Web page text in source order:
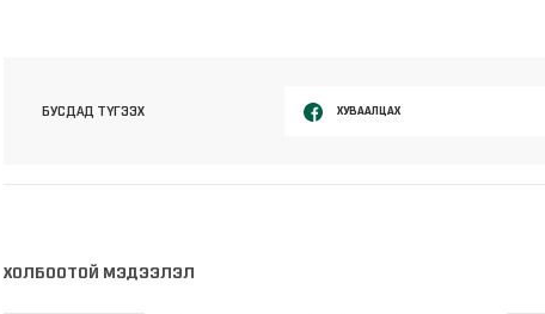
БУСДАД ТҮГЭЭХ ХУВААЛЦАХ
ХОЛБООТОЙ МЭДЭЭЛЭЛ